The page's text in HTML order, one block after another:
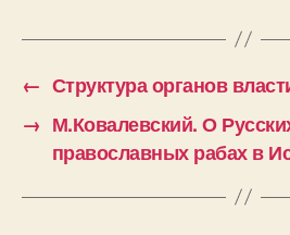
← Структура органов
→ М.Ковалевский. О
православных рабах в